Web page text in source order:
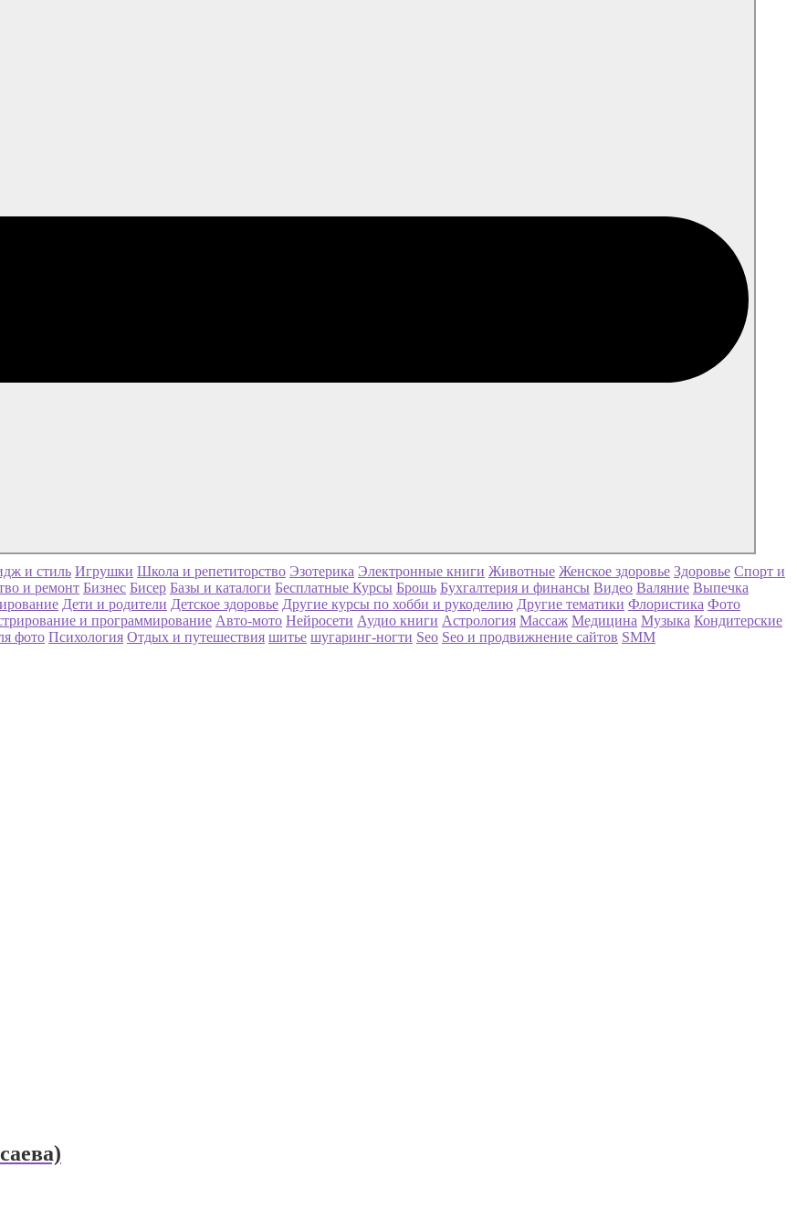
и стиль Игрушки Школа и репетиторство Эзотерика Электронные книги Животные Женское здоровье Здоровье Спорт и
и ремонт Бизнес Бисер Базы и каталоги Бесплатные Курсы Брошь Бухгалтерия и финансы Видео Валяние Выпечка
Дети и родители Детское здоровье Другие курсы по хобби и рукоделию Другие тематики Флористика Фото
и программирование Авто-мото Нейросети Аудио книги Астрология Массаж Медицина Музыка Кондитерские
фото Психология Отдых и путешествия шитье шугаринг-ногти Seo Seo и продвижнение сайтов SMM